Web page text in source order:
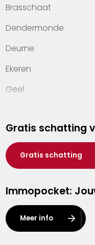
Veelgestelde vragen
Werken bij Heylen
Contact
Brasschaat
Dendermonde
Deurne
Ekeren
Geel
Hasselt
Heist-op-den-Berg
Herentals
Kalmthout
Leuven
Lier
Gratis schatting
Gratis schatting
Immopocket:
Meer info